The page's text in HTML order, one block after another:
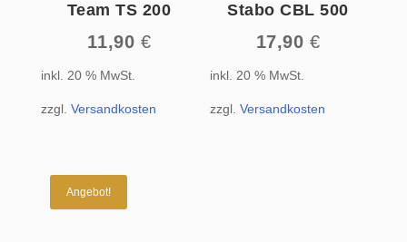
Team TS 200
11,90 €
inkl. 20 % MwSt.
zzgl. Versandkosten
Stabo CBL 500
17,90 €
inkl. 20 % MwSt.
zzgl.Versandkosten
Angebot!